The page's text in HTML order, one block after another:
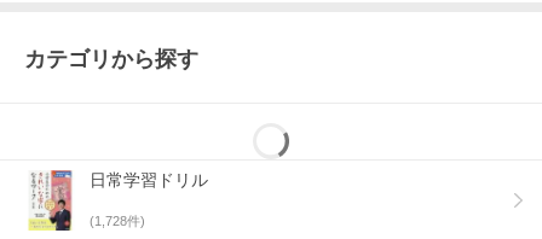
カテゴリから探す
日常学習ドリル
(1,728件)